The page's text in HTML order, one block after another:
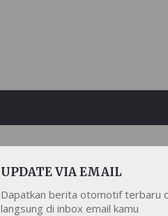
UPDATE VIA EMAIL
Dapatkan berita otomotif terbaru
langsung di inbox email kamu